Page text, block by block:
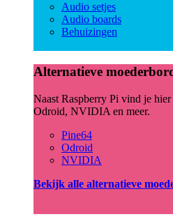
Audio setjes
Audio boards
Behuizingen
Alternatieve
Naast Raspberry Pi vind je
Odroid, NVIDIA en meer.
Pine64
Odroid
NVIDIA
Bekijk alle alternatieve